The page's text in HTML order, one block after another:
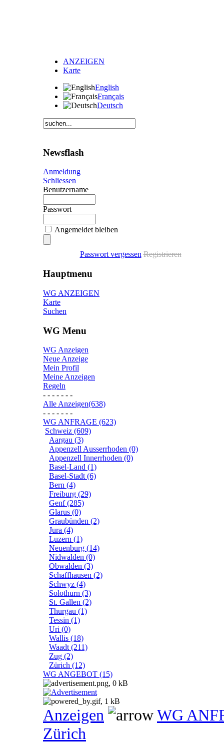
ANZEIGEN
Karte
English
Français
Deutsch
Newsflash
Anmeldung
Schliessen
Benutzername
Passwort
Angemeldet bleiben
Passwort vergessen Registrieren
Hauptmenu
WG ANZEIGEN
Karte
Suchen
WG Menu
WG Anzeigen
Neue Anzeige
Mein Profil
Meine Anzeigen
Regeln
- - - - - - -
Alle Anzeigen(638)
- - - - - - -
WG ANFRAGE (623)
Schweiz (609)
Aargau (3)
Appenzell Ausserrhoden (0)
Appenzell Innerrhoden (0)
Basel-Land (1)
Basel-Stadt (6)
Bern (4)
Freiburg (29)
Genf (285)
Glarus (0)
Graubünden (2)
Jura (4)
Luzern (1)
Neuenburg (14)
Nidwalden (0)
Obwalden (3)
Schaffhausen (2)
Schwyz (4)
Solothurn (3)
St. Gallen (2)
Thurgau (1)
Tessin (1)
Uri (0)
Wallis (18)
Waadt (211)
Zug (2)
Zürich (12)
WG ANGEBOT (15)
Anzeigen
WG
Zürich